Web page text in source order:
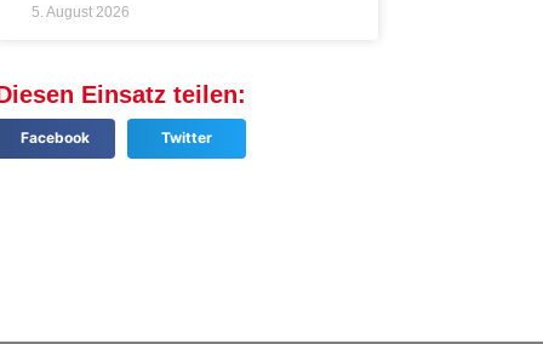
5. August 2026
Einsatz teilen:
Facebook Twitter